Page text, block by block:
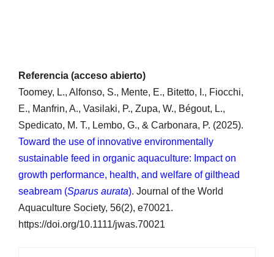
Referencia (acceso abierto)
Toomey, L., Alfonso, S., Mente, E., Bitetto, I., Fiocchi,
E., Manfrin, A., Vasilaki, P., Zupa, W., Bégout, L.,
Spedicato, M. T., Lembo, G., & Carbonara, P. (2025).
Toward the use of innovative environmentally
sustainable feed in organic aquaculture: Impact on
growth performance, health, and welfare of gilthead
seabream (Sparus aurata). Journal of the World
Aquaculture Society, 56(2), e70021.
https://doi.org/10.1111/jwas.70021